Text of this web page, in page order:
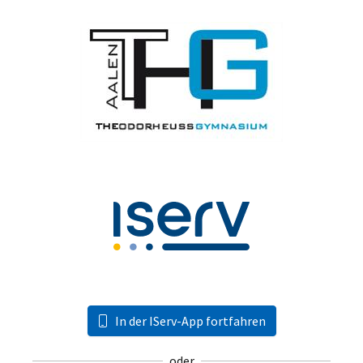
In der IServ-App fortfahren